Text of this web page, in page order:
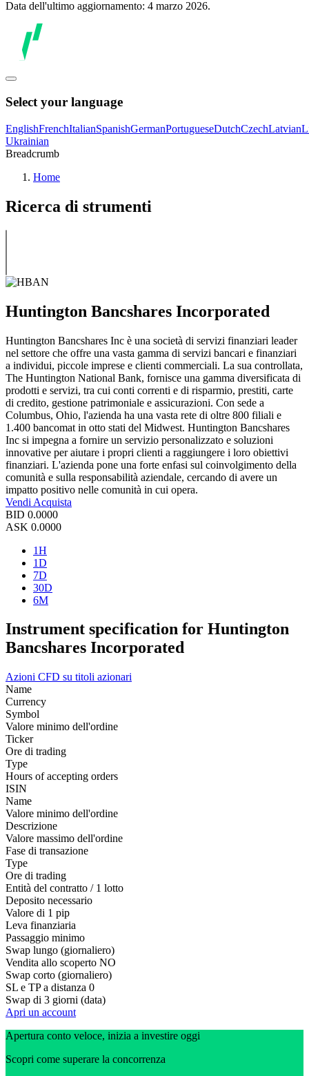
Data dell'ultimo aggiornamento: 4 marzo 2026.
Select your language
EnglishFrenchItalianSpanishGermanPortugueseDutchCzechLatvian
Ukrainian
Breadcrumb
Home
Ricerca di strumenti
Huntington Bancshares Incorporated
Huntington Bancshares Inc è una società di servizi finanziari leader
nel settore che offre una vasta gamma di servizi bancari e finanziari
a individui, piccole imprese e clienti commerciali. La sua controllata,
The Huntington National Bank, fornisce una gamma diversificata di
prodotti e servizi, tra cui conti correnti e di risparmio, prestiti, carte
di credito, gestione patrimoniale e assicurazioni. Con sede a
Columbus, Ohio, l'azienda ha una vasta rete di oltre 800 filiali e
1.400 bancomat in otto stati del Midwest. Huntington Bancshares
Inc si impegna a fornire un servizio personalizzato e soluzioni
innovative per aiutare i propri clienti a raggiungere i loro obiettivi
finanziari. L'azienda pone una forte enfasi sul coinvolgimento della
comunità e sulla responsabilità aziendale, cercando di avere un
impatto positivo nelle comunità in cui opera.
Vendi Acquista
BID 0.0000
ASK 0.0000
1H
1D
7D
30D
6M
Instrument specification for Huntington
Bancshares Incorporated
Azioni CFD su titoli azionari
Name
Currency
Symbol
Valore minimo dell'ordine
Ticker
Ore di trading
Type
Hours of accepting orders
ISIN
Name
Valore minimo dell'ordine
Descrizione
Valore massimo dell'ordine
Fase di transazione
Type
Ore di trading
Entità del contratto / 1 lotto
Deposito necessario
Valore di 1 pip
Leva finanziaria
Passaggio minimo
Swap lungo (giornaliero)
Vendita allo scoperto NO
Swap corto (giornaliero)
SL e TP a distanza 0
Swap di 3 giorni (data)
Apri un account
Apertura conto veloce, inizia a investire oggi
Scopri come superare la concorrenza